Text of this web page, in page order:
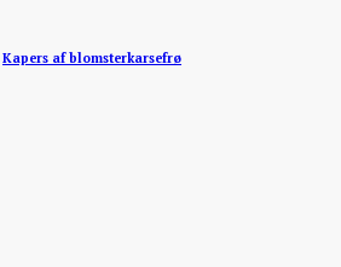
Kapers af blomsterkarsefrø